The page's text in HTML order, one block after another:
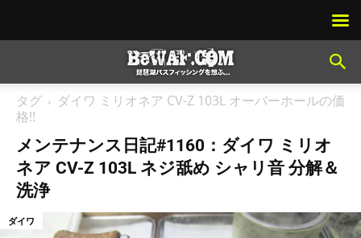
タグ
ダイワ ミリオネア CV-Z 103L オーバーホールの価
格!!
メンテナンス日記#1160：ダイワ ミリオ
ネア CV-Z 103L ネジ舐め シャリ音 分解＆
洗浄
ダイワ